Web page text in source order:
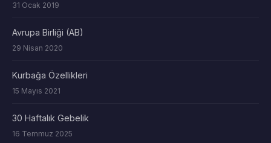
31 Ocak 2019
Avrupa Birliği (AB)
29 Nisan 2020
Kurbağa Özellikleri
15 Mayıs 2021
30 Haftalık Gebelik
16 Temmuz 2025